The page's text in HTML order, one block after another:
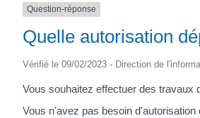
Question-réponse
Quelle autorisation
Vérifié le 09/02/2023 - Direction de
Vous souhaitez effectuer des travaux
Vous n'avez pas besoin